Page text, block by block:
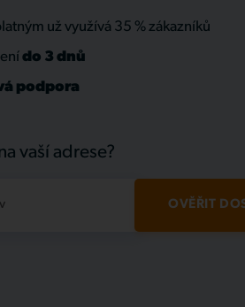
už využívá 35 % zákazníků
do 3 dnů
podpora
vaší adrese?
OVĚŘIT